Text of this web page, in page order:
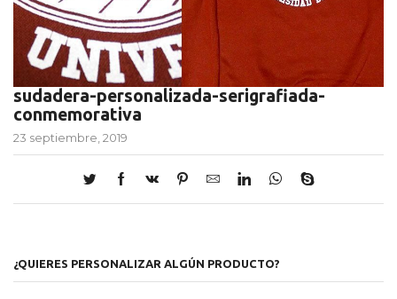
sudadera-personalizada-serigrafiada-
conmemorativa
23 septiembre, 2019
¿QUIERES PERSONALIZAR ALGÚN PRODUCTO?